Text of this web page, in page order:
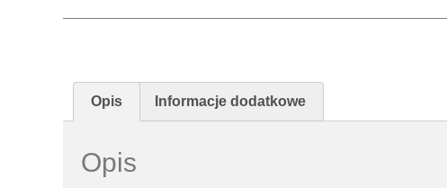
Opis Informacje dodatkowe
Opis